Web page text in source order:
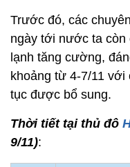
Trước đó, các
ngày tới nước ta
lạnh tăng cường,
khoảng từ 4-7/11
tục được bổ sung.
Thời tiết tại thủ đô
9/11):